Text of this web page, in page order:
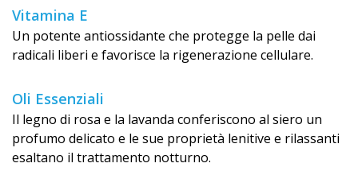
Vitamina E
Un potente antiossidante che protegge la pelle dai
radicali liberi e favorisce la rigenerazione cellulare.
Oli Essenziali
Il legno di rosa e la lavanda conferiscono al siero un
profumo delicato e le sue proprietà lenitive e rilassanti
esaltano il trattamento notturno.